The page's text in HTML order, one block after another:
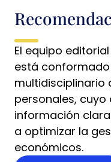
El equipo
está
multidisciplinario
personales,
información
a optimizar la
económicos.